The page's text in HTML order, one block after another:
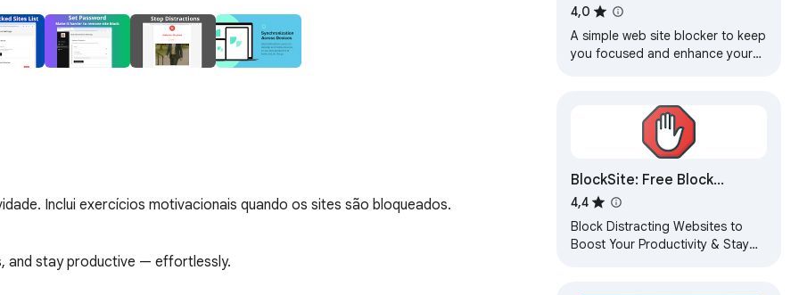
Inclui exercícios motivacionais quando os sites são bloqueados.
and stay productive — effortlessly.
and stay focused
4,0
A simple web site blocker to keep
you focused and enhance your
BlockSite: Free Block
Websites & Focus
4,4
Block Distracting Websites to
Boost Your Productivity & Stay